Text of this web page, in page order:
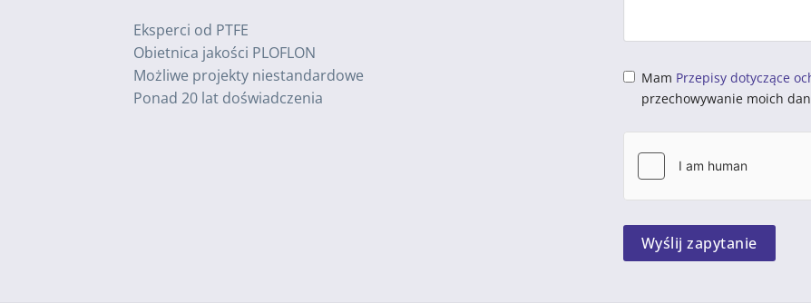
Eksperci od PTFE
Obietnica jakości PLOFLON
Możliwe projekty niestandardowe
Ponad 20 lat doświadczenia
Mam Przepisy dotyczące
przechowywanie moich
Wyślij zapytanie